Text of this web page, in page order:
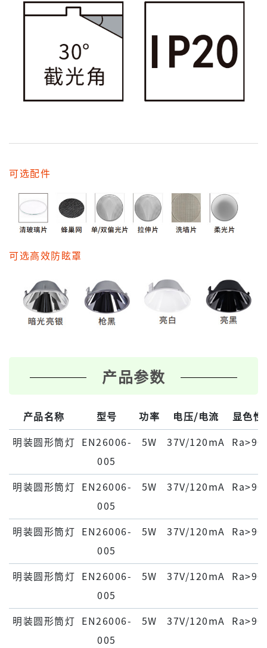
可选配件
可选高效防眩罩
产品参数
产品名称 型号 功率 电压/电流 显色性
明装圆形筒灯
EN26006-
005
5W 37V/120mA Ra>90
明装圆形筒灯
EN26006-
005
5W 37V/120mA Ra>90
明装圆形筒灯
EN26006-
005
5W 37V/120mA Ra>90
明装圆形筒灯
EN26006-
005
5W 37V/120mA Ra>90
明装圆形筒灯
EN26006-
005
5W 37V/120mA Ra>90